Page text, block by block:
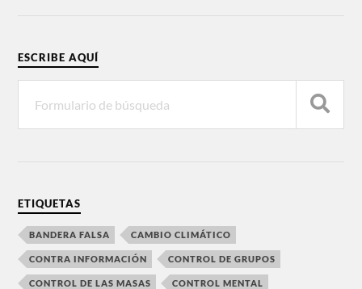
ESCRIBE AQUÍ
ETIQUETAS
BANDERA FALSA CAMBIO CLIMÁTICO
CONTRA INFORMACIÓN CONTROL DE GRUPOS
CONTROL DE LAS MASAS CONTROL MENTAL